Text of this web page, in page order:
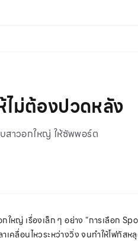
ม่ต้องปวดหลัง
สาวอกใหญ่ ให้ซัพพอร์ต
ญ่ เรื่องเล็ก ๆ อย่าง “การเลือก
คลื่อนไหวระหว่างวิ่ง จนทำให้โฟกั